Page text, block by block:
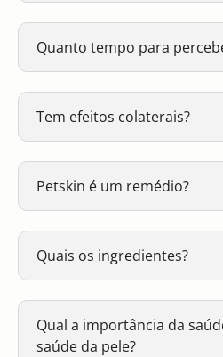
Quanto tempo para
Tem efeitos colaterais?
Petskin é um remédio?
Quais os ingredientes?
Qual a importância da
saúde da pele?